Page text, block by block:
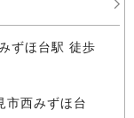
ずほ台駅 徒歩
市西みずほ台